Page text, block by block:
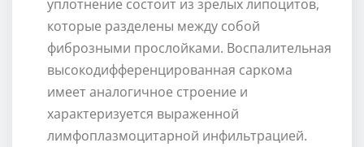
уплотнение состоит из зрелых липоцитов,
которые разделены между собой
фиброзными прослойками. Воспалительная
высокодифференцированная саркома
имеет аналогичное строение и
характеризуется выраженной
лимфоплазмоцитарной инфильтрацией.